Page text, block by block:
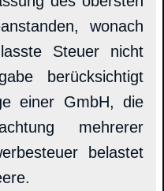
wonach
Steuer nicht
berücksichtigt
einer GmbH, die
mehrerer
belastet